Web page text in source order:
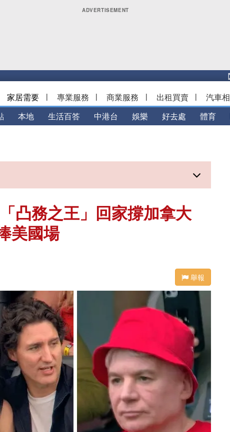
家居需要 | 專業服務 | 商業服務 | 出租買賣 | 汽車
本地 生活百答 中港台 娛樂 好去處 體育
凸務之王」回家撐加拿大
美國場
舉報